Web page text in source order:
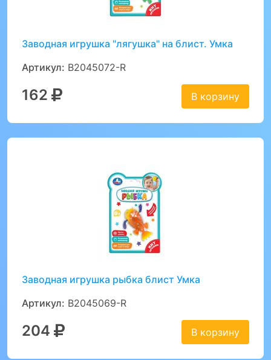
Заводная игрушка "лягушка" на блист. Умка
Артикул: B2045072-R
162 В корзину
Заводная игрушка рыбка блист Умка
Артикул: B2045069-R
204 В корзину